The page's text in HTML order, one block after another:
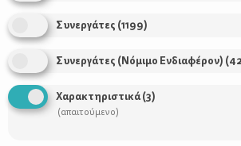
Χρήσιμοι
Συνεργάτες (1199)
Συνεργάτες (Νόμιμο Ενδιαφέρον) (
Χαρακτηριστικά(3)
(απαιτούμενο)